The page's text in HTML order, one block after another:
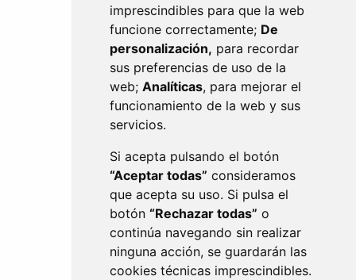
imprescindibles para que la web
funcione correctamente; De
personalización, para recordar
sus preferencias de uso de la
web; Analíticas, para mejorar el
funcionamiento de la web y sus
servicios.
Si acepta pulsando el botón
“Aceptar todas” consideramos
que acepta su uso. Si pulsa el
botón “Rechazar todas” o
continúa navegando sin realizar
ninguna acción, se guardarán las
cookies técnicas imprescindibles.
TRANSFORMACIÓN DIGITAL
EJE DEL CINCA